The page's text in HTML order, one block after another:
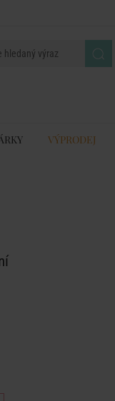
VÝPRODEJ